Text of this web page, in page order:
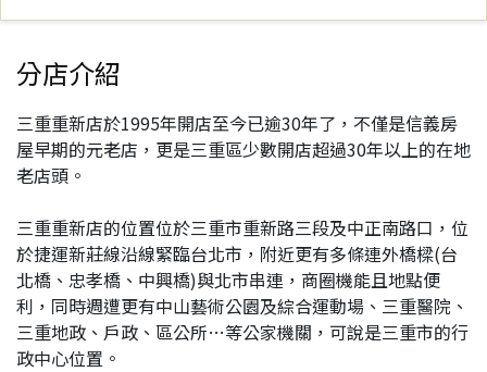
分店介紹
三重重新店於1995年開店至今已逾30年了，不僅是信義房
屋早期的元老店，更是三重區少數開店超過30年以上的在地
老店頭。
三重重新店的位置位於三重市重新路三段及中正南路口，位
於捷運新莊線沿線緊臨台北市，附近更有多條連外橋樑(台
北橋、忠孝橋、中興橋)與北市串連，商圈機能且地點便
利，同時週遭更有中山藝術公園及綜合運動場、三重醫院、
三重地政、戶政、區公所…等公家機關，可說是三重市的行
政中心位置。